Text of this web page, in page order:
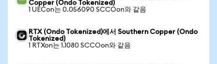
Copper (Ondo Tokenized)
1 UECon는 0.056090 SCCOon와 같음
RTX (Ondo Tokenized)에서 Southern Copper (Ondo
Tokenized)
1 RTXon는 1.1080 SCCOon와 같음